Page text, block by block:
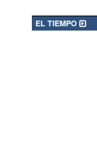
EL TIEMPO